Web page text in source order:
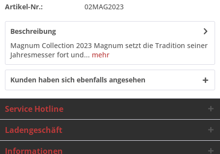
Artikel-Nr.: 02MAG2023
Beschreibung
Magnum Collection 2023 Magnum setzt die Tradition seiner
Jahresmesser fort und... mehr
Kunden haben sich ebenfalls angesehen
Service Hotline
Ladengeschäft
Informationen